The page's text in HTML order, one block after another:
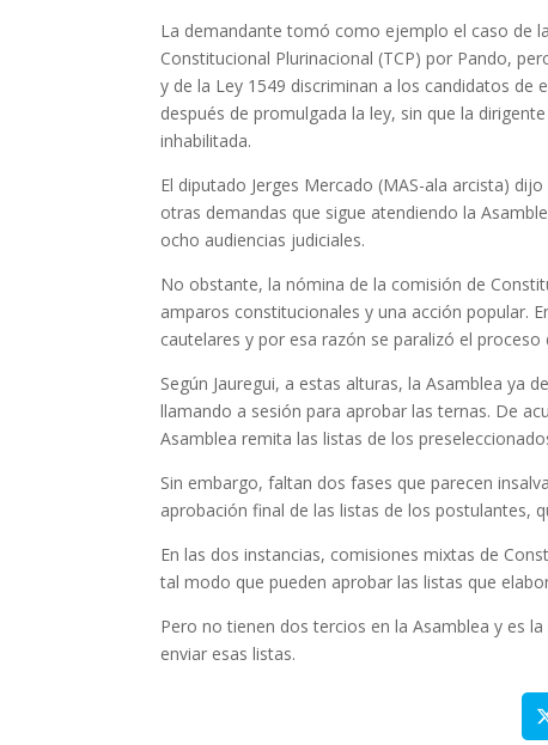
La demandante tomó como ejemplo el caso de
Constitucional Plurinacional (TCP) por Pando,
y de la Ley 1549 discriminan a los candidatos
después de promulgada la ley, sin que la
inhabilitada.
El diputado Jerges Mercado (MAS-ala arcista)
otras demandas que sigue atendiendo la
ocho audiencias judiciales.
No obstante, la nómina de la comisión de
amparos constitucionales y una acción popular.
cautelares y por esa razón se paralizó el proceso
Según Jauregui, a estas alturas, la Asamblea ya
llamando a sesión para aprobar las ternas. De
Asamblea remita las listas de los
Sin embargo, faltan dos fases que parecen
aprobación final de las listas de los postulantes,
En las dos instancias, comisiones mixtas de
tal modo que pueden aprobar las listas que
Pero no tienen dos tercios en la Asamblea y es
enviar esas listas.